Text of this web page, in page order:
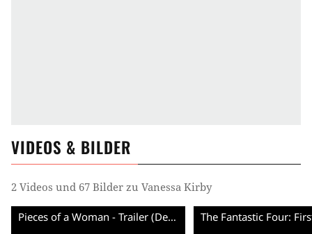
VIDEOS & BILDER
2 Videos und 67 Bilder zu Vanessa Kirby
Pieces of a Woman - Trailer (Deutsche UT) HD